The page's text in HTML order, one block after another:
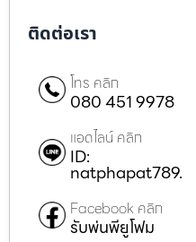
ติดต่อเรา
โทร คลิก
080 451 9978
แอดไลน์ คลิก
ID:
natphapat789.
Facebook คลิก
รับพ่นพียูโฟม